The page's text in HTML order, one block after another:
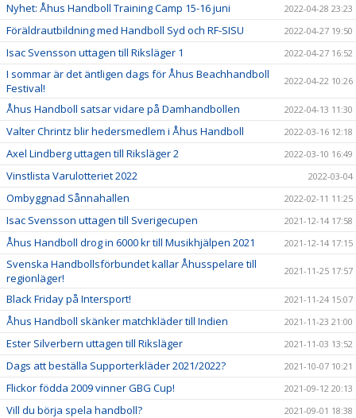
Nyhet: Åhus Handboll Training Camp 15-16 juni 2022-04-28 23:23
Föräldrautbildning med Handboll Syd och RF-SISU 2022-04-27 19:50
Isac Svensson uttagen till Riksläger 1 2022-04-27 16:52
I sommar är det äntligen dags för Åhus Beachhandboll
Festival!
2022-04-22 10:26
Åhus Handboll satsar vidare på Damhandbollen 2022-04-13 11:30
Valter Chrintz blir hedersmedlem i Åhus Handboll 2022-03-16 12:18
Axel Lindberg uttagen till Riksläger 2 2022-03-10 16:49
Vinstlista Varulotteriet 2022 2022-03-04
Ombyggnad Sånnahallen 2022-02-11 11:25
Isac Svensson uttagen till Sverigecupen 2021-12-14 17:58
Åhus Handboll drog in 6000 kr till Musikhjälpen 2021 2021-12-14 17:15
Svenska Handbollsförbundet kallar Åhusspelare till
regionläger!
2021-11-25 17:57
Black Friday på Intersport! 2021-11-24 15:07
Åhus Handboll skänker matchkläder till Indien 2021-11-23 21:00
Ester Silverbern uttagen till Riksläger 2021-11-03 13:52
Dags att beställa Supporterkläder 2021/2022? 2021-10-07 10:21
Flickor födda 2009 vinner GBG Cup! 2021-09-12 20:13
Vill du börja spela handboll? 2021-09-01 18:38